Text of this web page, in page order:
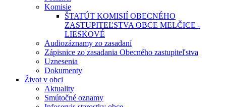
Komisie
ŠTATÚT KOMISIÍ OBECNÉHO
ZASTUPITEĽSTVA OBCE MELČICE -
LIESKOVÉ
Audiozáznamy zo zasadaní
Zápisnice zo zasadania Obecného zastupiteľstva
Uznesenia
Dokumenty
Život v obci
Aktuality
Smútočné oznamy